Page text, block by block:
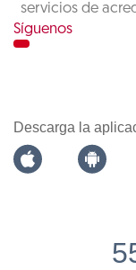
servicios de
Síguenos
Descarga la